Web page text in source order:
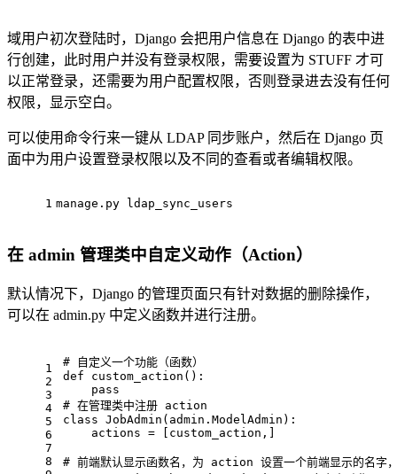
域用户初次登陆时，Django 会把用户信息在 Django 的表中进
行创建，此时用户并没有登录权限，需要设置为 STUFF 才可
以正常登录，还需要为用户配置权限，否则登录进去没有任何
权限，显示空白。
可以使用命令行来一键从 LDAP 同步账户，然后在 Django 页
面中为用户设置登录权限以及不同的查看或者编辑权限。
1 manage.py ldap_sync_users
在 admin 管理类中自定义动作（Action）
默认情况下，Django 的管理页面只有针对数据的删除操作，
可以在 admin.py 中定义函数并进行注册。
1
2
3
4
5
6
7
8
# 自定义一个功能（函数）
def
custom_action ():
pass
# 在管理类中注册 action
class JobAdmin (admin.ModelAdmin):
    actions = [custom_action,]
# 前端默认显示函数名，为 action 设置一个前端显示的名字